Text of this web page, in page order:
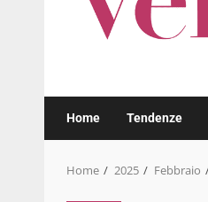
Home Tendenze
Home 2025 Febbraio